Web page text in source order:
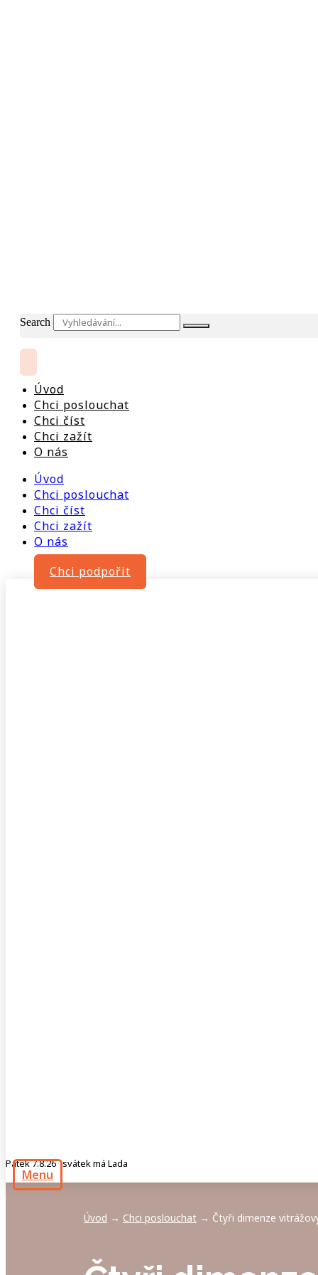
Search
Úvod
Chci poslouchat
Chci číst
Chci zažít
O nás
Úvod
Chci poslouchat
Chci číst
Chci zažít
O nás
Chci podpořit
Pátek 7.8.26 svátek má Lada
Menu
Úvod → Chci poslouchat → Čtyři dimenze